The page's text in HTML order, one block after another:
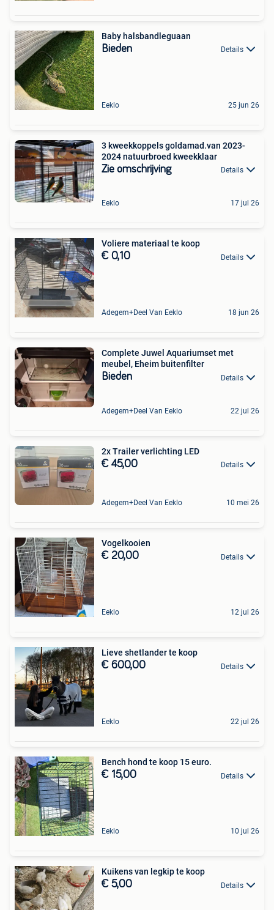
Baby halsbandleguaan
Bieden Details
Eeklo 25 jun 26
3 kweekkoppels goldamad.van 2023-
2024 natuurbroed kweekklaar
Zie omschrijving Details
Eeklo 17 jul 26
Voliere materiaal te koop
€ 0,10 Details
Adegem+Deel Van Eeklo 18 jun 26
Complete Juwel Aquariumset met
meubel, Eheim buitenfilter
Bieden Details
Adegem+Deel Van Eeklo 22 jul 26
2x Trailer verlichting LED
€ 45,00 Details
Adegem+Deel Van Eeklo 10 mei 26
Vogelkooien
€ 20,00 Details
Eeklo 12 jul 26
Lieve shetlander te koop
€ 600,00 Details
Eeklo 22 jul 26
Bench hond te koop 15 euro.
€ 15,00 Details
Eeklo 10 jul 26
Kuikens van legkip te koop
€ 5,00 Details